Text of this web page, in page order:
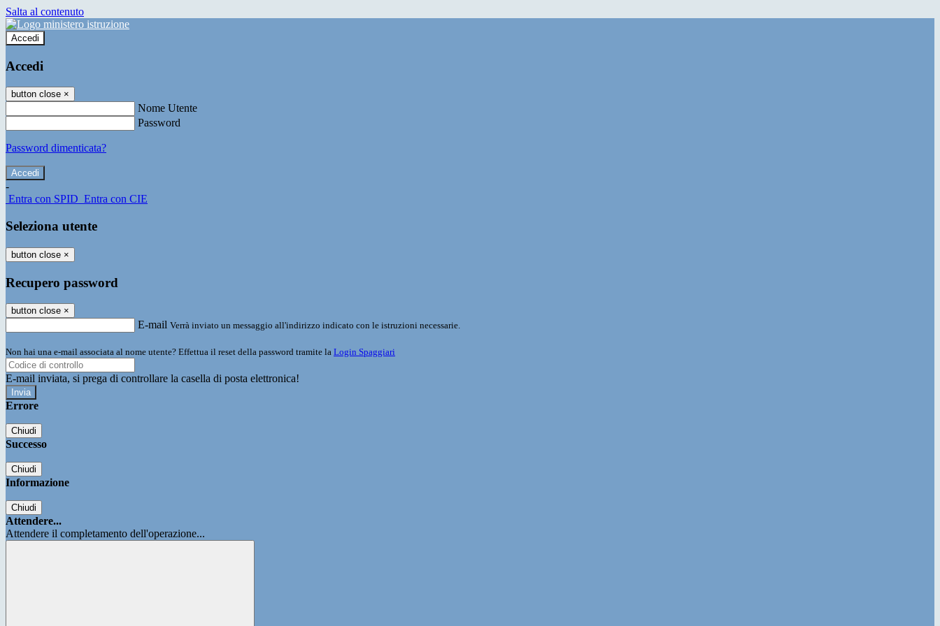
Salta al contenuto
Accedi
Accedi
button close ×
Nome Utente
Password
Password dimenticata?
-
Entra con SPID Entra con CIE
Seleziona utente
button close ×
Recupero password
button close ×
E-mail Verrà inviato un messaggio all'indirizzo indicato con le istruzioni necessarie.
Non hai una e-mail associata al nome utente? Effettua il reset della password tramite la Login Spaggiari
E-mail inviata, si prega di controllare la casella di posta elettronica!
Errore
Chiudi
Successo
Chiudi
Informazione
Chiudi
Attendere...
Attendere il completamento dell'operazione...